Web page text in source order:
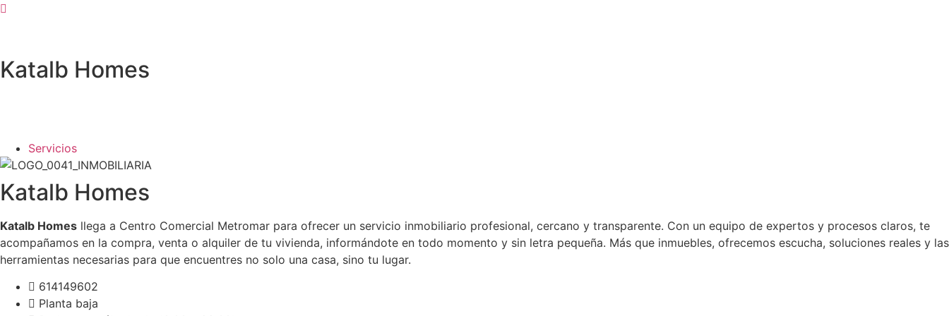
Ir
Katalb Homes
Servicios
Katalb Homes
Katalb Homes llega a Centro Comercial Metromar para ofrecer un servicio inmobiliario profesional, cercano y transparente. Con un equipo de expertos y procesos claros, te
acompañamos en la compra, venta o alquiler de tu vivienda, informándote en todo momento y sin letra pequeña. Más que inmuebles, ofrecemos escucha, soluciones reales y las
herramientas necesarias para que encuentres no solo una casa, sino tu lugar.
614149602
Planta baja